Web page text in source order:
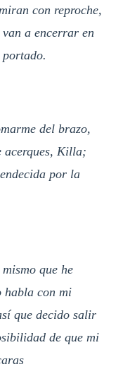
con reproche,
a encerrar en
del brazo,
Killa;
por la
que he
habla con mi
que decido salir
de que mi